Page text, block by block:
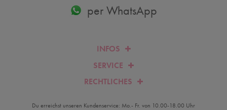
INFOS
SERVICE
RECHTLICHES
per WhatsApp
Du erreichst unseren Kundenservice: Mo.- Fr. von 10.00-18.00 Uhr